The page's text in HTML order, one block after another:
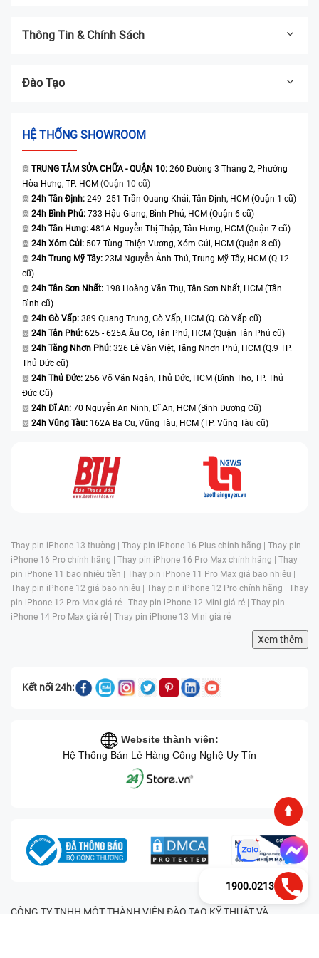
Thông Tin & Chính Sách
Đào Tạo
HỆ THỐNG SHOWROOM
TRUNG TÂM SỬA CHỮA - QUẬN 10: 260 Đường 3 Tháng 2, Phường
Hòa Hưng, TP. HCM (Quận 10 cũ)
24h Tân Định: 249 -251 Trần Quang Khải, Tân Định, HCM (Quận 1 cũ)
24h Bình Phú: 733 Hậu Giang, Bình Phú, HCM (Quận 6 cũ)
24h Tân Hưng: 481A Nguyễn Thị Thập, Tân Hưng, HCM (Quận 7 cũ)
24h Xóm Củi: 507 Tùng Thiện Vương, Xóm Củi, HCM (Quận 8 cũ)
24h Trung Mỹ Tây: 23M Nguyễn Ảnh Thủ, Trung Mỹ Tây, HCM (Q.12
cũ)
24h Tân Sơn Nhất: 198 Hoàng Văn Thụ, Tân Sơn Nhất, HCM (Tân
Bình cũ)
24h Gò Vấp: 389 Quang Trung, Gò Vấp, HCM (Q. Gò Vấp cũ)
24h Tân Phú: 625 - 625A Âu Cơ, Tân Phú, HCM (Quận Tân Phú cũ)
24h Tăng Nhơn Phú: 326 Lê Văn Việt, Tăng Nhơn Phú, HCM (Q.9 TP.
Thủ Đức cũ)
24h Thủ Đức: 256 Võ Văn Ngân, Thủ Đức, HCM (Bình Thọ, TP. Thủ
Đức Cũ)
24h Dĩ An: 70 Nguyễn An Ninh, Dĩ An, HCM (Bình Dương Cũ)
24h Vũng Tàu: 162A Ba Cu, Vũng Tàu, HCM (TP. Vũng Tàu cũ)
Thay pin iPhone 13 thường | Thay pin iPhone 16 Plus chính hãng | Thay pin
iPhone 16 Pro chính hãng | Thay pin iPhone 16 Pro Max chính hãng | Thay
pin iPhone 11 bao nhiêu tiền | Thay pin iPhone 11 Pro Max giá bao nhiêu |
Thay pin iPhone 12 giá bao nhiêu | Thay pin iPhone 12 Pro chính hãng | Thay
pin iPhone 12 Pro Max giá rẻ | Thay pin iPhone 12 Mini giá rẻ | Thay pin
iPhone 14 Pro Max giá rẻ | Thay pin iPhone 13 Mini giá rẻ |
Xem thêm
Kết nối 24h:
Website thành viên:
Hệ Thống Bán Lẻ Hàng Công Nghệ Uy Tín
CÔNG TY TNHH MỘT THÀNH VIÊN ĐÀO TẠO KỸ THUẬT VÀ
1900.0213